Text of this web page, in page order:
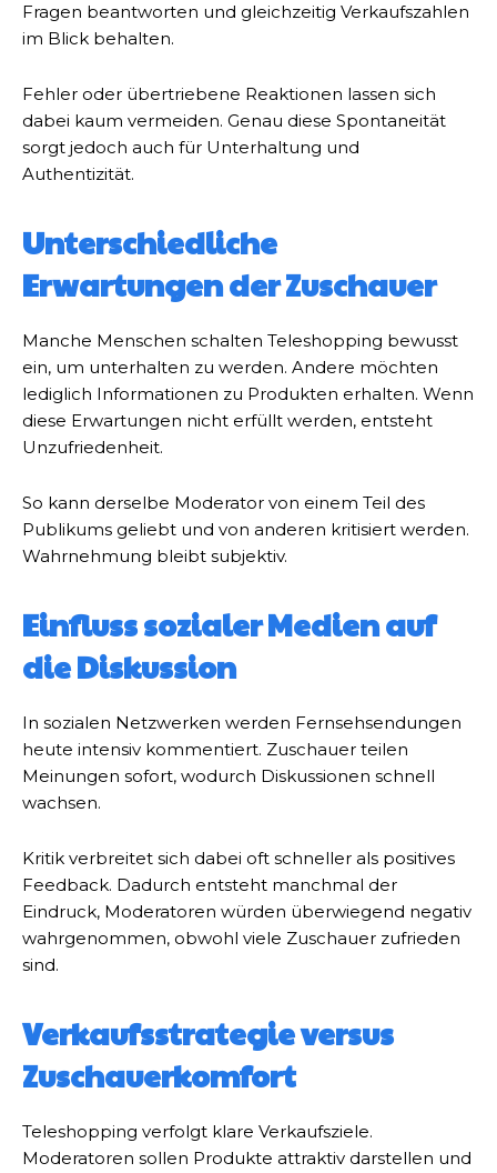
Fragen beantworten und gleichzeitig Verkaufszahlen
im Blick behalten.
Fehler oder übertriebene Reaktionen lassen sich
dabei kaum vermeiden. Genau diese Spontaneität
sorgt jedoch auch für Unterhaltung und
Authentizität.
Unterschiedliche
Erwartungen der Zuschauer
Manche Menschen schalten Teleshopping bewusst
ein, um unterhalten zu werden. Andere möchten
lediglich Informationen zu Produkten erhalten. Wenn
diese Erwartungen nicht erfüllt werden, entsteht
Unzufriedenheit.
So kann derselbe Moderator von einem Teil des
Publikums geliebt und von anderen kritisiert werden.
Wahrnehmung bleibt subjektiv.
Einfluss sozialer Medien auf
die Diskussion
In sozialen Netzwerken werden Fernsehsendungen
heute intensiv kommentiert. Zuschauer teilen
Meinungen sofort, wodurch Diskussionen schnell
wachsen.
Kritik verbreitet sich dabei oft schneller als positives
Feedback. Dadurch entsteht manchmal der
Eindruck, Moderatoren würden überwiegend negativ
wahrgenommen, obwohl viele Zuschauer zufrieden
sind.
Verkaufsstrategie versus
Zuschauerkomfort
Teleshopping verfolgt klare Verkaufsziele.
Moderatoren sollen Produkte attraktiv darstellen und